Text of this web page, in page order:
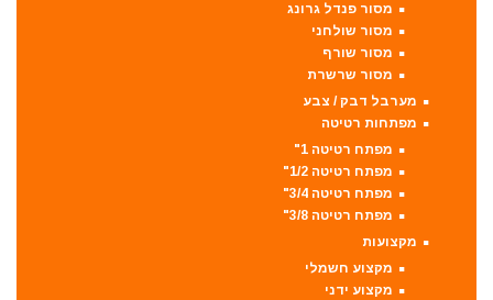
מסור פנדל גרונג
מסור שולחני
מסור שורף
מסור שרשרת
מערבל דבק / צבע
מפתחות רטיטה
מפתח רטיטה 1"
מפתח רטיטה 1/2"
מפתח רטיטה 3/4"
מפתח רטיטה 3/8"
מקצועות
מקצוע חשמלי
מקצוע ידני